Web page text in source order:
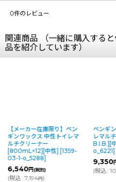
0件のレビュー
関連商品 （一緒に購入する
品を紹介しています）
【メーカー在庫限り】ペン
ギンワックス 中性トイレマ
ルチクリーナー
[800mL×12][中性] [1359-
03-1-o_5288]
6,540円(税別)
(税込: 7,194円)
ペンギ
レマル
B.I.B.][
o_6221]
9,350
(税込: